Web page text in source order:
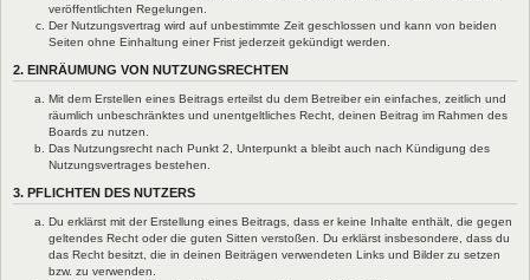
veröffentlichten Regelungen.
Der Nutzungsvertrag wird auf unbestimmte Zeit geschlossen und kann von beiden
Seiten ohne Einhaltung einer Frist jederzeit gekündigt werden.
2. EINRÄUMUNG VON NUTZUNGSRECHTEN
Mit dem Erstellen eines Beitrags erteilst du dem Betreiber ein einfaches, zeitlich und
räumlich unbeschränktes und unentgeltliches Recht, deinen Beitrag im Rahmen des
Boards zu nutzen.
Das Nutzungsrecht nach Punkt 2, Unterpunkt a bleibt auch nach Kündigung des
Nutzungsvertrages bestehen.
3. PFLICHTEN DES NUTZERS
Du erklärst mit der Erstellung eines Beitrags, dass er keine Inhalte enthält, die gegen
geltendes Recht oder die guten Sitten verstoßen. Du erklärst insbesondere, dass du
das Recht besitzt, die in deinen Beiträgen verwendeten Links und Bilder zu setzen
bzw. zu verwenden.